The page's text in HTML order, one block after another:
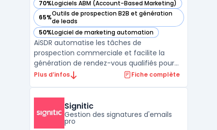
70%Logiciels ABM (Account-Based Marketing)
— voir AiSDR dans cette catégorie
65%Outils de prospection B2B et génération
de leads
— voir AiSDR dans cette catégorie
50%Logiciel de marketing automation
— voir AiSDR dans cette catégorie
AiSDR automatise les tâches de
prospection commerciale et facilite la
génération de rendez-vous qualifiés pour
les équipes orientées pipeline. Le produit
impliqués dans la gestion de processus de
prospection. En centralisan ...
Plus d’infos Fiche complète
Signitic
Gestion des signatures d'emails
pro